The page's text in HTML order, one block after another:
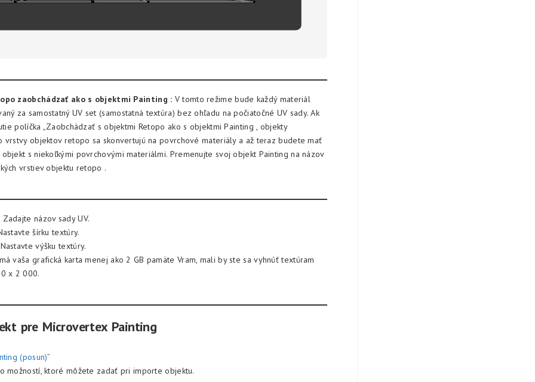
zaobchádzať ako s objektmi Painting : V tomto režime bude každý materiál
za samostatný UV set (samostatná textúra) bez ohľadu na počiatočné UV sady. Ak
políčka „Zaobchádzať s objektmi Retopo ako s objektmi Painting , objekty
vrstvy objektov retopo sa skonvertujú na povrchové materiály a až teraz budete mať
s niekoľkými povrchovými materiálmi. Premenujte svoj objekt Painting na názov
vrstiev objektu retopo .
Zadajte názov sady UV.
šírku textúry.
výšku textúry.
vaša grafická karta menej ako 2 GB pamäte Vram, mali by ste sa vyhnúť textúram
x 2 000.
pre Microvertex Painting
(posun)”
možností, ktoré môžete zadať pri importe objektu.